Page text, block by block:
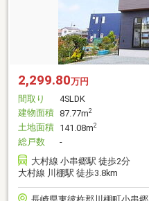
2,299.80万円
間取り
4SLDK
建物面積 87.77m2
土地面積 141.08m2
総戸数
-
大村線 小串郷駅 徒歩2分
大村線 川棚駅 徒歩3.8km